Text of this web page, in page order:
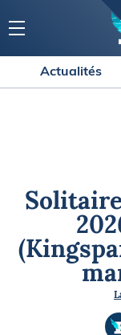
Actualités